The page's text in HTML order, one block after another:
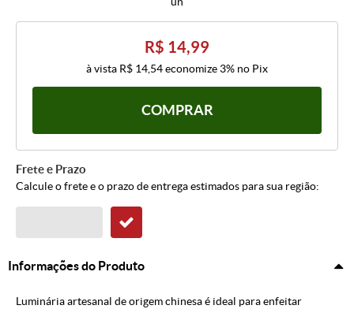
R$ 14,99
à vista R$ 14,54economize 3% no Pix
COMPRAR
Frete e Prazo
Calcule o frete e o prazo de entrega estimados para sua região:
Informações do Produto
Luminária artesanal de origem chinesa é ideal para enfeitar